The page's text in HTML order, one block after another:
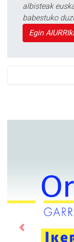
albisteak
babestuko
Egin
Previous